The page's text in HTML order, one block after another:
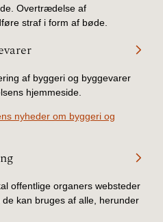
Overtrædelse af
straf i form af bøde.
af byggeri og byggevarer
hjemmeside.
nyheder om byggeri og
offentlige organers websteder
kan bruges af alle, herunder